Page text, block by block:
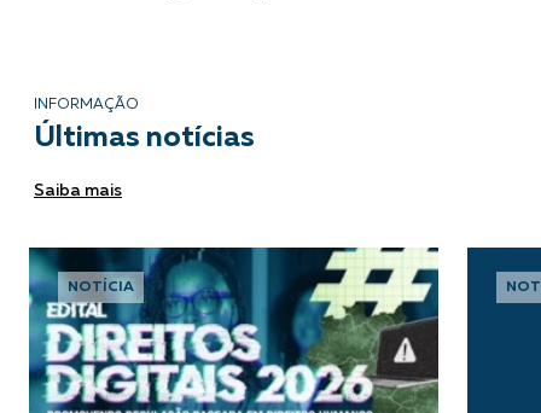
INFORMAÇÃO
Últimas notícias
Saiba mais
NOTÍCIA